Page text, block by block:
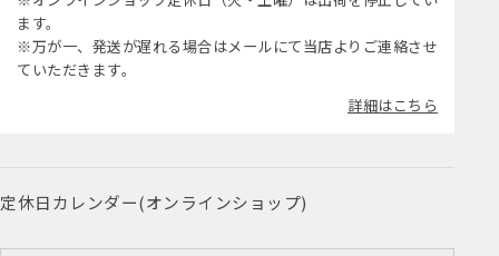
ます。
※万が一、発送が遅れる場合はメールにて当店よりご連絡させ
ていただきます。
詳細はこちら
定休日カレンダー(オンラインショップ)